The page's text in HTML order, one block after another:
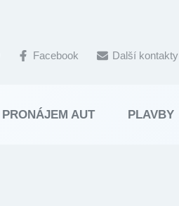
PRONÁJEM AUT PLAVBY
Facebook Další kontakty